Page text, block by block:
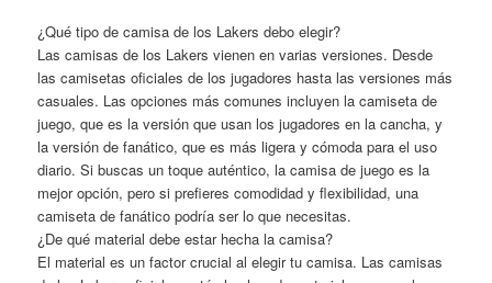
¿Qué tipo de camisa de los Lakers debo elegir?
Las camisas de los Lakers vienen en varias versiones. Desde
las camisetas oficiales de los jugadores hasta las versiones más
casuales. Las opciones más comunes incluyen la camiseta de
juego, que es la versión que usan los jugadores en la cancha, y
la versión de fanático, que es más ligera y cómoda para el uso
diario. Si buscas un toque auténtico, la camisa de juego es la
mejor opción, pero si prefieres comodidad y flexibilidad, una
camiseta de fanático podría ser lo que necesitas.
¿De qué material debe estar hecha la camisa?
El material es un factor crucial al elegir tu camisa. Las camisas